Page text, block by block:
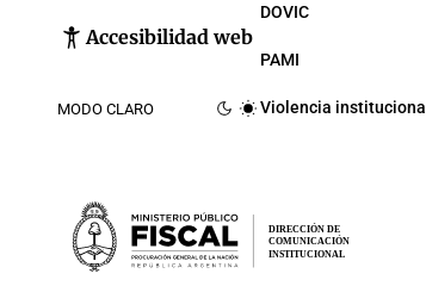
Accesibilidad web
MODO CLARO
DOVIC
PAMI
Violencia institucional
DIRECCIÓN DE
COMUNICACIÓN
INSTITUCIONAL